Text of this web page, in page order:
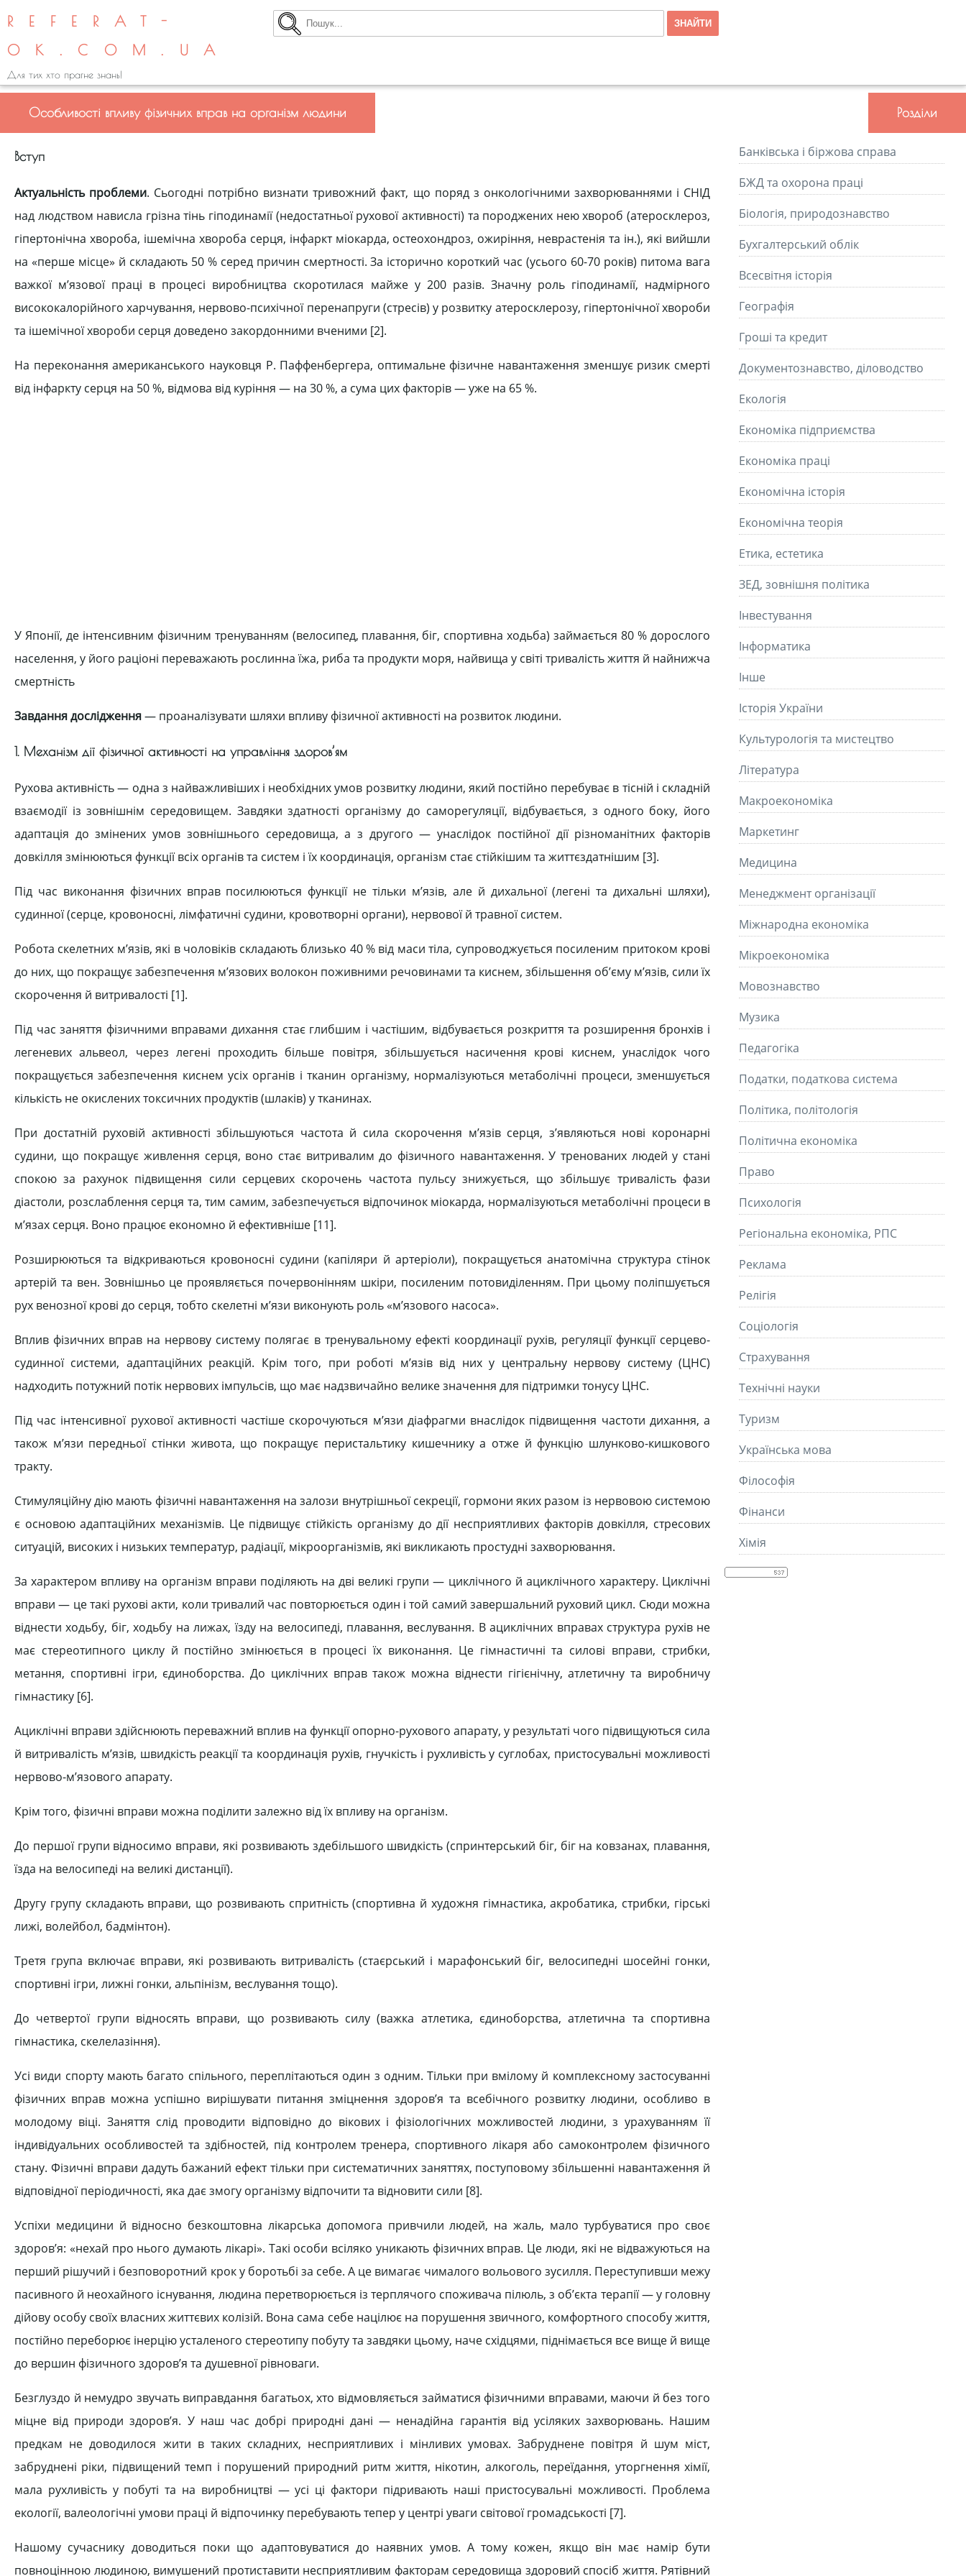
REFERAT-
OK.COM.UA
Для тих хто прагне знань!
Особливості впливу фізичних вправ на організм людини
Вступ
Актуальність проблеми. Сьогодні потрібно визнати тривожний факт, що поряд з онкологічними захворюваннями і СНІД
над людством нависла грізна тінь гіподинамії (недостатньої рухової активності) та породжених нею хвороб (атеросклероз,
гіпертонічна хвороба, ішемічна хвороба серця, інфаркт міокарда, остеохондроз, ожиріння, неврастенія та ін.), які вийшли
на «перше місце» й складають 50 % серед причин смертності. За історично короткий час (усього 60-70 років) питома вага
важкої м’язової праці в процесі виробництва скоротилася майже у 200 разів. Значну роль гіподинамії, надмірного
висококалорійного харчування, нервово-психічної перенапруги (стресів) у розвитку атеросклерозу, гіпертонічної хвороби
та ішемічної хвороби серця доведено закордонними вченими [2].
На переконання американського науковця Р. Паффенбергера, оптимальне фізичне навантаження зменшує ризик смерті
від інфаркту серця на 50 %, відмова від куріння — на 30 %, а сума цих факторів — уже на 65 %.
У Японії, де інтенсивним фізичним тренуванням (велосипед, плавання, біг, спортивна ходьба) займається 80 % дорослого
населення, у його раціоні переважають рослинна їжа, риба та продукти моря, найвища у світі тривалість життя й найнижча
смертність
Завдання дослідження— проаналізувати шляхи впливу фізичної активності на розвиток людини.
1. Механізм дії фізичної активності на управління здоров’ям
Рухова активність — одна з найважливіших і необхідних умов розвитку людини, який постійно перебуває в тісній і складній
взаємодії із зовнішнім середовищем. Завдяки здатності організму до саморегуляції, відбувається, з одного боку, його
адаптація до змінених умов зовнішнього середовища, а з другого — унаслідок постійної дії різноманітних факторів
довкілля змінюються функції всіх органів та систем і їх координація, організм стає стійкішим та життєздатнішим [3].
Під час виконання фізичних вправ посилюються функції не тільки м’язів, але й дихальної (легені та дихальні шляхи),
судинної (серце, кровоносні, лімфатичні судини, кровотворні органи), нервової й травної систем.
Робота скелетних м’язів, які в чоловіків складають близько 40 % від маси тіла, супроводжується посиленим притоком крові
до них, що покращує забезпечення м’язових волокон поживними речовинами та киснем, збільшення об’єму м’язів, сили їх
скорочення й витривалості [1].
Під час заняття фізичними вправами дихання стає глибшим і частішим, відбувається розкриття та розширення бронхів і
легеневих альвеол, через легені проходить більше повітря, збільшується насичення крові киснем, унаслідок чого
покращується забезпечення киснем усіх органів і тканин організму, нормалізуються метаболічні процеси, зменшується
кількість не окислених токсичних продуктів (шлаків) у тканинах.
При достатній руховій активності збільшуються частота й сила скорочення м’язів серця, з’являються нові коронарні
судини, що покращує живлення серця, воно стає витривалим до фізичного навантаження. У тренованих людей у стані
спокою за рахунок підвищення сили серцевих скорочень частота пульсу знижується, що збільшує тривалість фази
діастоли, розслаблення серця та, тим самим, забезпечується відпочинок міокарда, нормалізуються метаболічні процеси в
м’язах серця. Воно працює економно й ефективніше [11].
Розширюються та відкриваються кровоносні судини (капіляри й артеріоли), покращується анатомічна структура стінок
артерій та вен. Зовнішньо це проявляється почервонінням шкіри, посиленим потовиділенням. При цьому поліпшується
рух венозної крові до серця, тобто скелетні м’язи виконують роль «м’язового насоса».
Вплив фізичних вправ на нервову систему полягає в тренувальному ефекті координації рухів, регуляції функції серцево-
судинної системи, адаптаційних реакцій. Крім того, при роботі м’язів від них у центральну нервову систему (ЦНС)
надходить потужний потік нервових імпульсів, що має надзвичайно велике значення для підтримки тонусу ЦНС.
Під час інтенсивної рухової активності частіше скорочуються м’язи діафрагми внаслідок підвищення частоти дихання, а
також м’язи передньої стінки живота, що покращує перистальтику кишечнику а отже й функцію шлунково-кишкового
тракту.
Стимуляційну дію мають фізичні навантаження на залози внутрішньої секреції, гормони яких разом із нервовою системою
є основою адаптаційних механізмів. Це підвищує стійкість організму до дії несприятливих факторів довкілля, стресових
ситуацій, високих і низьких температур, радіації, мікроорганізмів, які викликають простудні захворювання.
За характером впливу на організм вправи поділяють на дві великі групи — циклічного й ациклічного характеру. Циклічні
вправи — це такі рухові акти, коли тривалий час повторюється один і той самий завершальний руховий цикл. Сюди можна
віднести ходьбу, біг, ходьбу на лижах, їзду на велосипеді, плавання, веслування. В ациклічних вправах структура рухів не
має стереотипного циклу й постійно змінюється в процесі їх виконання. Це гімнастичні та силові вправи, стрибки,
метання, спортивні ігри, єдиноборства. До циклічних вправ також можна віднести гігієнічну, атлетичну та виробничу
гімнастику [6].
Ациклічні вправи здійснюють переважний вплив на функції опорно-рухового апарату, у результаті чого підвищуються сила
й витривалість м’язів, швидкість реакції та координація рухів, гнучкість і рухливість у суглобах, пристосувальні можливості
нервово-м’язового апарату.
Крім того, фізичні вправи можна поділити залежно від їх впливу на організм.
До першої групи відносимо вправи, які розвивають здебільшого швидкість (спринтерський біг, біг на ковзанах, плавання,
їзда на велосипеді на великі дистанції).
Другу групу складають вправи, що розвивають спритність (спортивна й художня гімнастика, акробатика, стрибки, гірські
лижі, волейбол, бадмінтон).
Третя група включає вправи, які розвивають витривалість (стаєрський і марафонський біг, велосипедні шосейні гонки,
спортивні ігри, лижні гонки, альпінізм, веслування тощо).
До четвертої групи відносять вправи, що розвивають силу (важка атлетика, єдиноборства, атлетична та спортивна
гімнастика, скелелазіння).
Усі види спорту мають багато спільного, переплітаються один з одним. Тільки при вмілому й комплексному застосуванні
фізичних вправ можна успішно вирішувати питання зміцнення здоров’я та всебічного розвитку людини, особливо в
молодому віці. Заняття слід проводити відповідно до вікових і фізіологічних можливостей людини, з урахуванням її
індивідуальних особливостей та здібностей, під контролем тренера, спортивного лікаря або самоконтролем фізичного
стану. Фізичні вправи дадуть бажаний ефект тільки при систематичних заняттях, поступовому збільшенні навантаження й
відповідної періодичності, яка дає змогу організму відпочити та відновити сили [8].
Успіхи медицини й відносно безкоштовна лікарська допомога привчили людей, на жаль, мало турбуватися про своє
здоров’я: «нехай про нього думають лікарі». Такі особи всіляко уникають фізичних вправ. Це люди, які не відважуються на
перший рішучий і безповоротний крок у боротьбі за себе. А це вимагає чималого вольового зусилля. Переступивши межу
пасивного й неохайного існування, людина перетворюється із терплячого споживача пілюль, з об’єкта терапії — у головну
дійову особу своїх власних життєвих колізій. Вона сама себе націлює на порушення звичного, комфортного способу життя,
постійно переборює інерцію усталеного стереотипу побуту та завдяки цьому, наче східцями, піднімається все вище й вище
до вершин фізичного здоров’я та душевної рівноваги.
Безглуздо й немудро звучать виправдання багатьох, хто відмовляється займатися фізичними вправами, маючи й без того
міцне від природи здоров’я. У наш час добрі природні дані — ненадійна гарантія від усіляких захворювань. Нашим
предкам не доводилося жити в таких складних, несприятливих і мінливих умовах. Забруднене повітря й шум міст,
забруднені ріки, підвищений темп і порушений природний ритм життя, нікотин, алкоголь, переїдання, уторгнення хімії,
мала рухливість у побуті та на виробництві — усі ці фактори підривають наші пристосувальні можливості. Проблема
екології, валеологічні умови праці й відпочинку перебувають тепер у центрі уваги світової громадськості [7].
Нашому сучаснику доводиться поки що адаптовуватися до наявних умов. А тому кожен, якщо він має намір бути
повноцінною людиною, вимушений протиставити несприятливим факторам середовища здоровий спосіб життя. Рятівний
Розділи
Банківська і біржова справа
БЖД та охорона праці
Біологія, природознавство
Бухгалтерський облік
Всесвітня історія
Географія
Гроші та кредит
Документознавство, діловодство
Екологія
Економіка підприємства
Економіка праці
Економічна історія
Економічна теорія
Етика, естетика
ЗЕД, зовнішня політика
Інвестування
Інформатика
Інше
Історія України
Культурологія та мистецтво
Літературa
Макроекономіка
Маркетинг
Медицина
Менеджмент організації
Міжнародна економіка
Мікроекономіка
Мовознавство
Музика
Педагогіка
Податки, податкова система
Політика, політологія
Політична економіка
Право
Психологія
Регіональна економіка, РПС
Реклама
Релігія
Соціологія
Страхування
Технічні науки
Туризм
Українська мова
Філософія
Фінанси
Хімія